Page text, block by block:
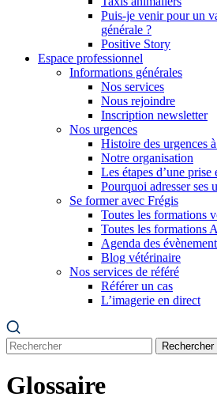
Puis-je venir pour un
générale ?
Positive Story
Espace professionnel
Informations générales
Nos services
Nous rejoindre
Inscription newsletter
Nos urgences
Histoire des urgences
Notre organisation
Les étapes d’une prise
Pourquoi adresser ses
Se former avec Frégis
Toutes les formations
Toutes les formations
Agenda des
Blog vétérinaire
Nos services de référé
Référer un cas
L’imagerie en direct
Rechercher
Glossaire